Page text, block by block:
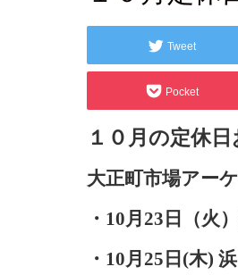
Tweet
Pocket
１０月の定休
大正町市場アー
・10月23日（火
・10月 25 日(木)